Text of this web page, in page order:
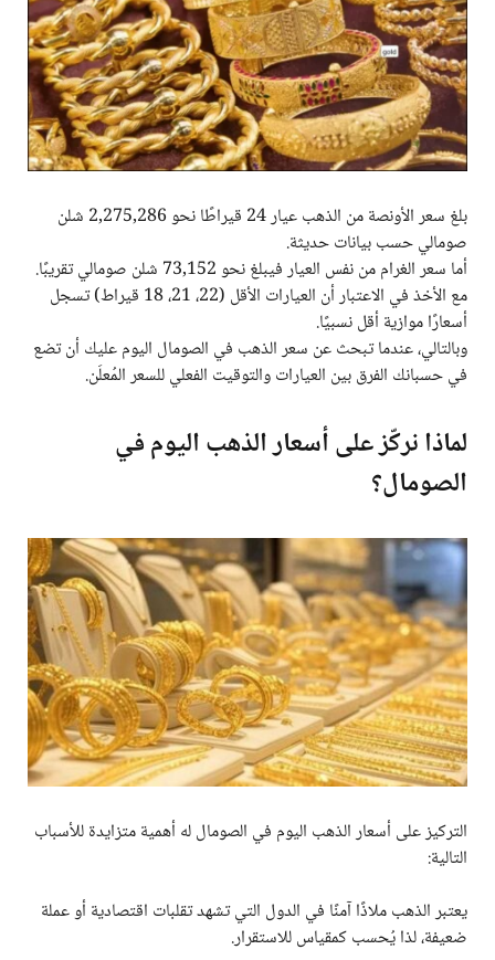
بلغ سعر الأونصة من الذهب عيار 24 قيراطًا نحو 2,275,286 شلن
صومالي حسب بيانات حديثة.
أما سعر الغرام من نفس العيار فيبلغ نحو 73,152 شلن صومالي تقريبًا.
مع الأخذ في الاعتبار أن العيارات الأقل (22، 21، 18 قيراط) تسجل
أسعارًا موازية أقل نسبيًا.
وبالتالي، عندما تبحث عن سعر الذهب في الصومال اليوم عليك أن تضع
في حسبانك الفرق بين العيارات والتوقيت الفعلي للسعر المُعلَن.
لماذا نركّز على أسعار الذهب اليوم في
الصومال؟
التركيز على أسعار الذهب اليوم في الصومال له أهمية متزايدة للأسباب
التالية:
يعتبر الذهب ملاذًا آمنًا في الدول التي تشهد تقلبات اقتصادية أو عملة
ضعيفة، لذا يُحسب كمقياس للاستقرار.